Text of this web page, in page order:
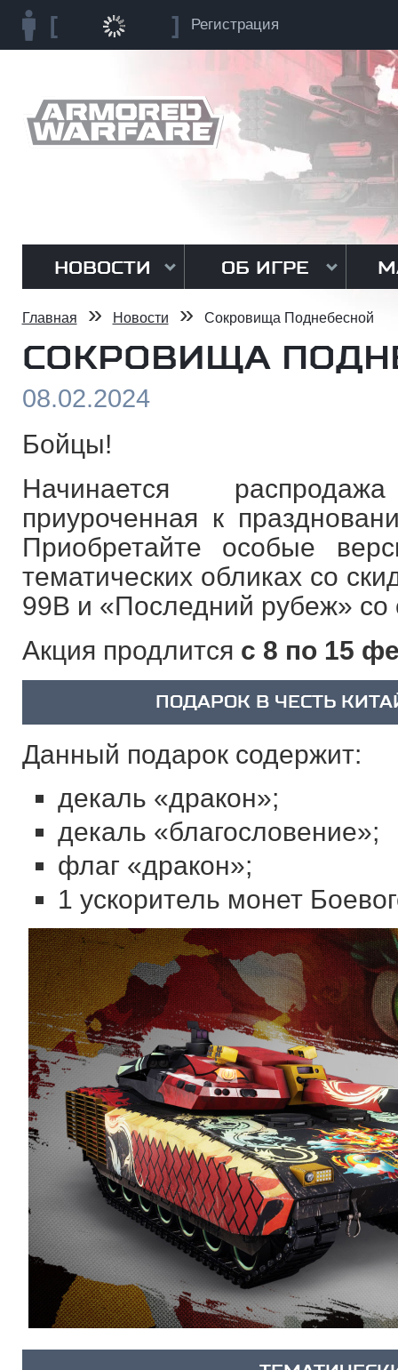
Регистрация
НОВОСТИ ОБ ИГРЕ
Главная » Новости » Сокровища Поднебесной
СОКРОВИЩА
08.02.2024
Бойцы!
Начинается
приуроченная к
Приобретайте особые
тематических обликах со
99B и «Последний рубеж» со
Акция продлится с 8 по 15
ПОДАРОК В ЧЕСТЬ
Данный подарок содержит:
декаль «дракон»;
декаль «благословение»;
флаг «дракон»;
1 ускоритель монет